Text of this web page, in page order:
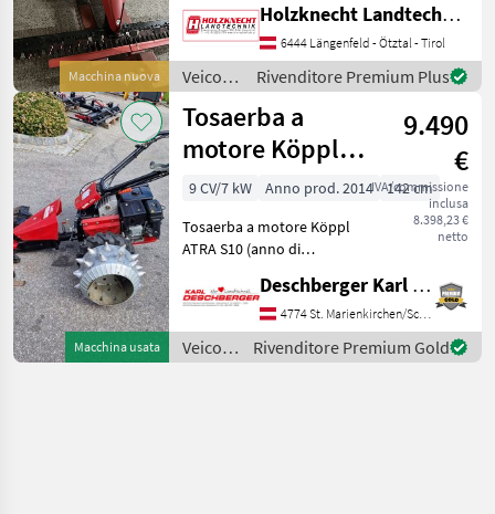
Macchina nuova
Zylinder Briggs Motor mit
18PS Radausschaltung mit
Parkbremse Flexispike
Stachelräder 5reihig brei
Holzknecht Landtechnik GmbH.
6444 Längenfeld - Ötztal - Tirol
Veicoli
agricoli
a
motore
/ Aebi
Rivenditore Premium Plus
Macchina usata
Tosaerba a
motore Köppl
ATRA S10
9.490
€
IVA/commissione
inclusa
8.398,23 €
netto
9 CV/7 kW Anno prod. 2014
142 cm
Tosaerba a motore Köppl
ATRA S10 (anno di
motore a benzina da 6, 6
idraulica a variazione
continua, ruota combinata
Deschberger Karl Landtechnik GesmbH & Co KG
4774 St. Marienkirchen/Schärding
Veicoli
agricoli
Rivenditore Premium Gold